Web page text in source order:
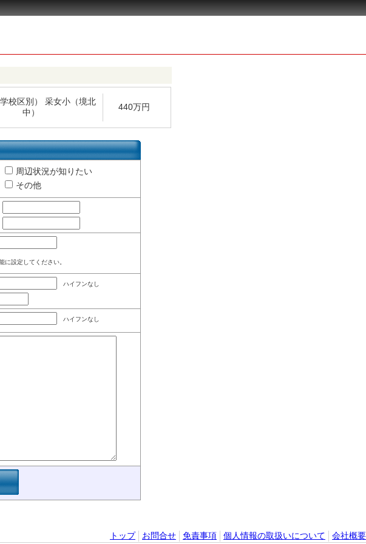
校区別） 采女小（境北
中）
440万円
周辺状況が知りたい
その他
に設定してください。
ハイフンなし
ハイフンなし
会社概要
個人情報の取扱いについて
免責事項
お問合せ
トップ